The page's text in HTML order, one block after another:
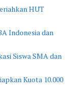
HUT
Indonesia dan
Siswa SMA dan
Kuota 10.000